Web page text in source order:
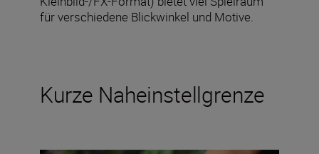
für verschiedene Blickwinkel und Motive.
Kurze Naheinstellgrenze